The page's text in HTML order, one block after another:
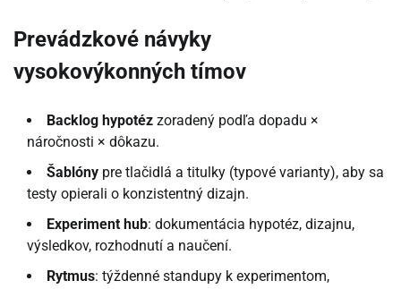
Prevádzkové návyky
vysokovýkonných tímov
Backlog hypotéz zoradený podľa dopadu ×
náročnosti × dôkazu.
Šablóny pre tlačidlá a titulky (typové varianty), aby sa
testy opierali o konzistentný dizajn.
Experiment hub: dokumentácia hypotéz, dizajnu,
výsledkov, rozhodnutí a naučení.
Rytmus: týždenné standupy k experimentom,